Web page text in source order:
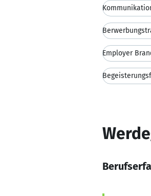
Employer